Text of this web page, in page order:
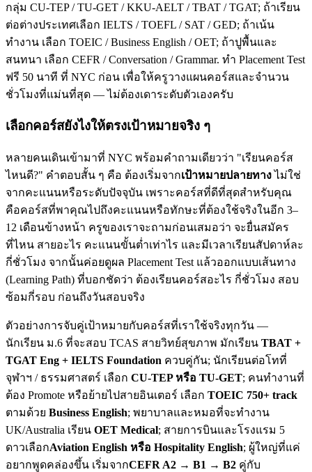
กลุ่ม CU-TEP / TU-GET / KKU-AELT / TBAT / TGAT; ถ้าเรียน
ต่อต่างประเทศเลือก IELTS / TOEFL / SAT / GED; ถ้าเน้น
ทำงาน เลือก TOEIC / Business English / OET; ถ้าปูพื้นและ
สนทนา เลือก CEFR / Conversation / Grammar. ทำ Placement Test
ฟรี 50 นาที ที่ NYC ก่อน เพื่อให้ครูวางแผนคอร์สและจำนวน
ชั่วโมงที่แม่นที่สุด — ไม่ต้องเดาระดับตัวเองครับ
เลือกคอร์สยังไงให้ตรงเป้าหมายจริง ๆ
หลายคนเดินเข้ามาที่ NYC พร้อมคำถามเดียวว่า "เรียนคอร์ส
ไหนดี?" คำตอบสั้น ๆ คือ ต้องเริ่มจากเป้าหมายปลายทางไม่ใช่
จากคะแนนหรือระดับปัจจุบัน เพราะคอร์สที่ดีที่สุดสำหรับคุณ
คือคอร์สที่พาคุณไปถึงคะแนนหรือทักษะที่ต้องใช้จริงในอีก 3–
12 เดือนข้างหน้า ครูของเราจะถามก่อนเสมอว่า จะยื่นสมัคร
ที่ไหน สายอะไร คะแนนขั้นต่ำเท่าไร และมีเวลาเรียนสัปดาห์ละ
กี่ชั่วโมง จากนั้นค่อยดูผล Placement Test แล้วออกแบบเส้นทาง
(Learning Path) ที่บอกชัดว่า ต้องเรียนคอร์สอะไร กี่ชั่วโมง สอบ
ซ้อมกี่รอบ ก่อนถึงวันสอบจริง
ตัวอย่างการจับคู่เป้าหมายกับคอร์สที่เราใช้จริงทุกวัน —
นักเรียน ม.6 ที่จะสอบ TCAS สายวิทย์สุขภาพ มักเรียน TBAT +
TGAT Eng + IELTS Foundation ควบคู่กัน; นักเรียนต่อโทที่
จุฬาฯ / ธรรมศาสตร์ เลือก CU-TEP หรือ TU-GET; คนทำงานที่
ต้อง Promote หรือย้ายไปสายอินเตอร์ เลือก TOEIC 750+ track
ตามด้วย Business English; พยาบาลและหมอที่จะทำงาน
UK/Australia เรียน OET Medical; สายการบินและโรงแรม 5
ดาวเลือกAviation English หรือ Hospitality English; ผู้ใหญ่ที่แค่
อยากพูดคล่องขึ้น เริ่มจากCEFR A2 → B1 → B2 คู่กับ